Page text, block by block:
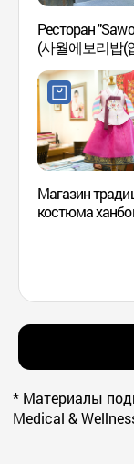
Ресторан
(사월에보리밥(
Магазин
костюма
* Материалы
Medical &